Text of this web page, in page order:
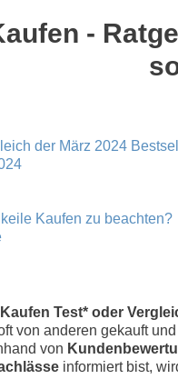
-
der März 2024
Kaufen zu beachten?
Test* oder
von anderen gekauft
von
informiert bist,